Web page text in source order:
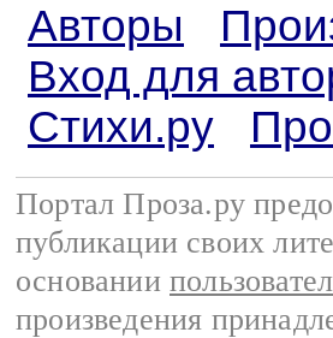
Авторы
Вход для
Стихи.ру
Портал Проза.ру
публикации своих
основании
произведения